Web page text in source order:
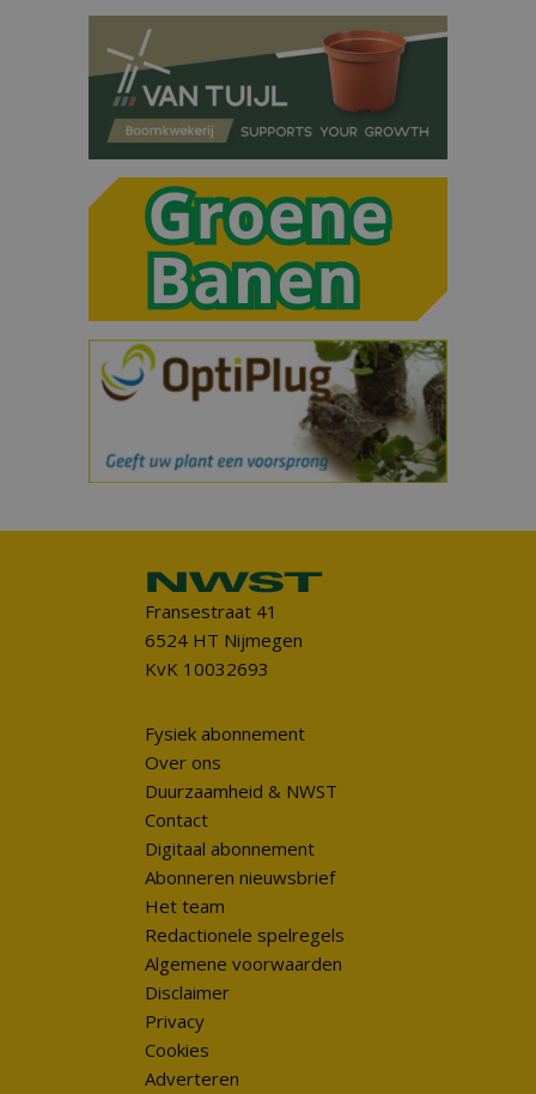
Fransestraat 41
6524 HT Nijmegen
KvK 10032693
Fysiek abonnement
Over ons
Duurzaamheid & NWST
Contact
Digitaal abonnement
Abonneren nieuwsbrief
Het team
Redactionele spelregels
Algemene voorwaarden
Disclaimer
Privacy
Cookies
Adverteren